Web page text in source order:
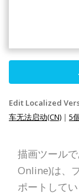
Edit Localized
车无法启动(CN) | 5
描画ツール
Online)は、
ポートして